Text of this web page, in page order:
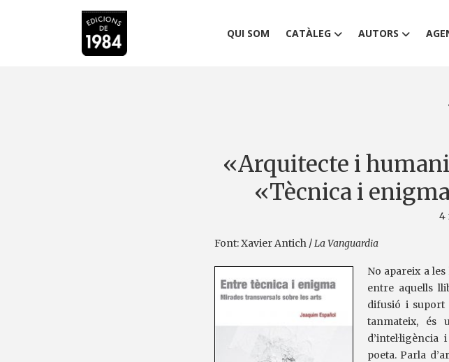
QUI SOM CATÀLEG AUTORS
«Arquitecte i
«Tècnica i
4
Font: Xavier Antich /La Vanguardia
No apareix a
entre aquells
difusió i suport
tanmateix, és
poeta. Parla